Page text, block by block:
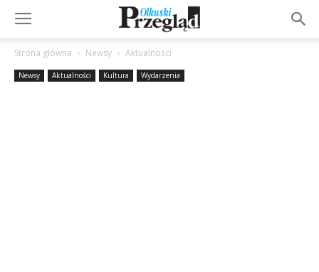
Strona główna Newsy Aktualności
Newsy Aktualności Kultura Wydarzenia